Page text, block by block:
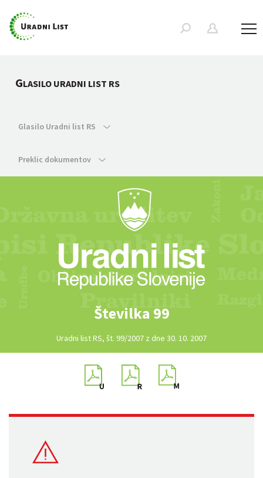
GLASILO URADNI LIST RS
Glasilo Uradni list RS
Preklic dokumentov
Številka 99
Uradni list RS, št. 99/2007 z dne 30. 10. 2007